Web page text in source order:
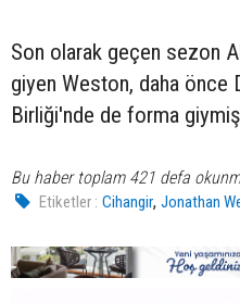
Son olarak geçen sezon
giyen Weston, daha önce
Birliği'nde de forma
Bu haber toplam 421 defa
Etiketler : Cihangir,Jonathan